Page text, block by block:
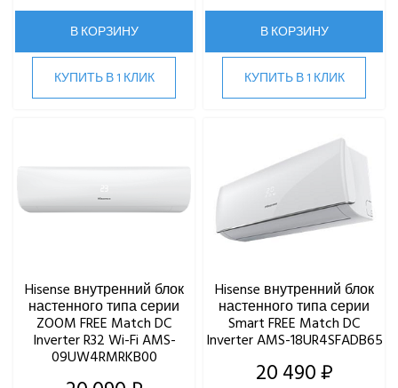
В КОРЗИНУ
КУПИТЬ В 1 КЛИК
В КОРЗИНУ
КУПИТЬ В 1 КЛИК
Hisense внутренний блок
настенного типа серии
ZOOM FREE Match DC
Inverter R32 Wi-Fi AMS-
09UW4RMRKB00
Hisense внутренний блок
настенного типа серии
Smart FREE Match DC
Inverter AMS-18UR4SFADB65
20 490 ₽